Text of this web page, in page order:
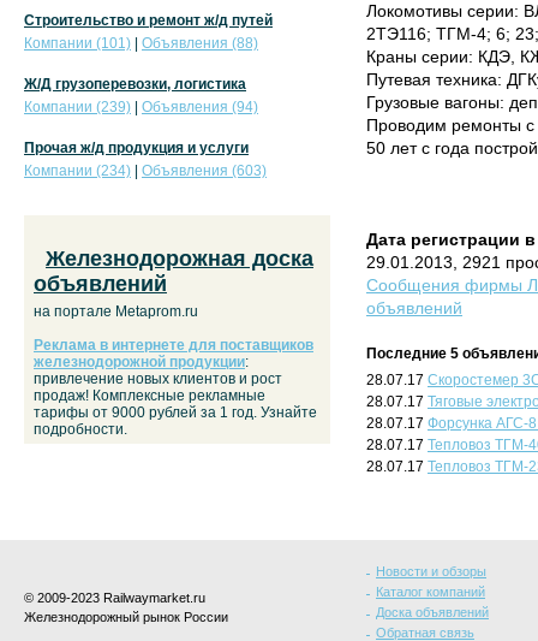
Локомотивы серии:
2ТЭ116; ТГМ-4; 6;
Краны серии: КДЭ,
Путевая техника:
Грузовые вагоны:
Проводим ремонты с
50 лет с года
Дата регистрации в
29.01.2013, 2921
Сообщения фирмы
объявлений
Последние 5
28.07.17 Скоростемер
28.07.17 Тяговые
28.07.17 Форсунка АГС-
28.07.17 Тепловоз ТГМ-
28.07.17 Тепловоз ТГМ-
Строительство и ремонт ж/д путей
Компании (101)
Объявления (88)
Ж/Д грузоперевозки, логистика
Компании (239)
Объявления (94)
Прочая ж/д продукция и услуги
Компании (234)
Объявления (603)
Железнодорожная доска
объявлений
на портале Metaprom.ru
Реклама в интернете для поставщиков
железнодорожной продукции:
привлечение новых клиентов и рост
продаж! Комплексные рекламные
тарифы от 9000 рублей за 1 год. Узнайте
подробности.
© 2009-2023 Railwaymarket.ru
Железнодорожный рынок России
Новости и обзоры
Каталог компаний
Доска объявлений
Обратная связь